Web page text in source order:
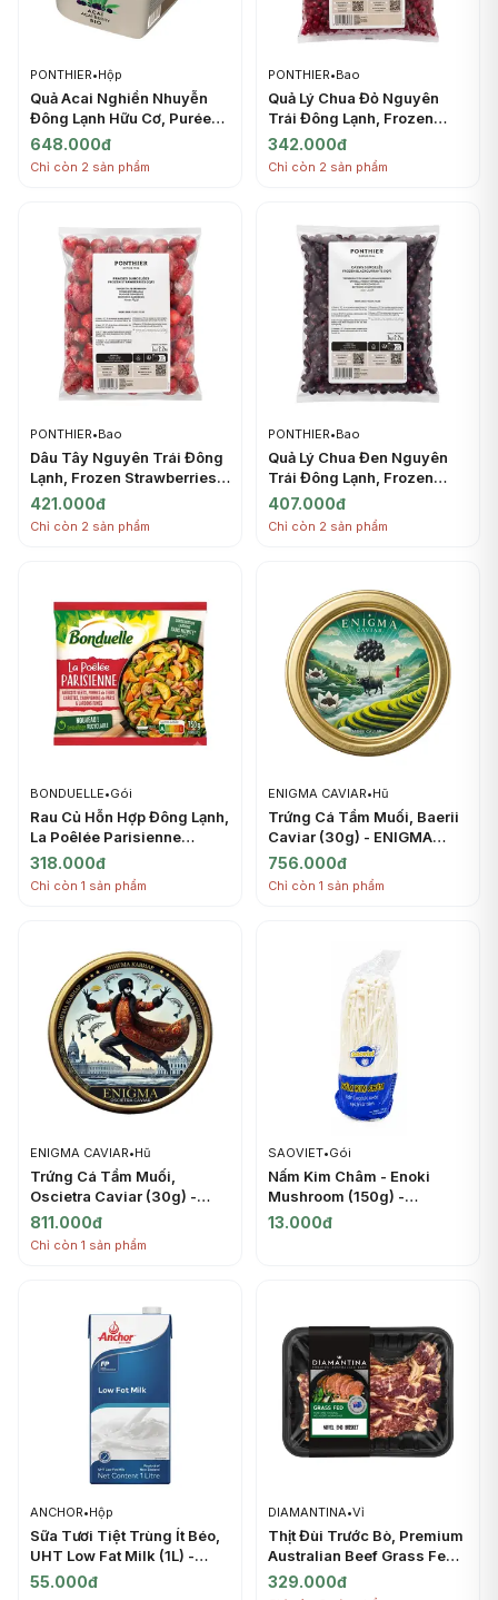
PONTHIER•Hộp
Quả Acai Nghiền Nhuyễn
Đông Lạnh Hữu Cơ, Purée
Acai Bio, Frozen Acai Berry,
2.2 lbs (1kg) - PONTHIER
648.000đ
Chỉ còn 2 sản phẩm
PONTHIER•Bao
Quả Lý Chua Đỏ Nguyên
Trái Đông Lạnh, Frozen
Redcurrants IQF, 2.2 lbs
(1kg) - PONTHIER
342.000đ
Chỉ còn 2 sản phẩm
PONTHIER•Bao
Dâu Tây Nguyên Trái Đông
Lạnh, Frozen Strawberries
IQF, 2.2 lbs (1kg) -
PONTHIER
421.000đ
Chỉ còn 2 sản phẩm
PONTHIER•Bao
Quả Lý Chua Đen Nguyên
Trái Đông Lạnh, Frozen
Blackcurrants IQF, 2.2 lbs
(1kg) - PONTHIER
407.000đ
Chỉ còn 2 sản phẩm
BONDUELLE•Gói
Rau Củ Hỗn Hợp Đông Lạnh,
La Poêlée Parisienne
(750g) - BONDUELLE
318.000đ
Chỉ còn 1 sản phẩm
ENIGMA CAVIAR•Hũ
Trứng Cá Tầm Muối, Baerii
Caviar (30g) - ENIGMA
CAVIAR
756.000đ
Chỉ còn 1 sản phẩm
ENIGMA CAVIAR•Hũ
Trứng Cá Tầm Muối,
Oscietra Caviar (30g) -
ENIGMA CAVIAR
811.000đ
Chỉ còn 1 sản phẩm
SAOVIET•Gói
Nấm Kim Châm - Enoki
Mushroom (150g) -
SAOVIET
13.000đ
ANCHOR•Hộp
Sữa Tươi Tiệt Trùng Ít Béo,
UHT Low Fat Milk (1L) -
ANCHOR
55.000đ
DIAMANTINA•Vỉ
Thịt Đùi Trước Bò, Premium
Australian Beef Grass Fed,
Navel End Brisket (500g) -
DIAMANTINA
329.000đ